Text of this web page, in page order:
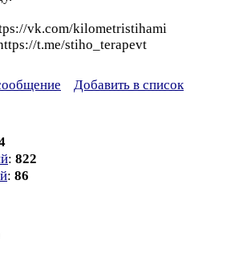
vk.com/kilometristihami
t.me/stiho_terapevt
Добавить в список
: 822
: 86